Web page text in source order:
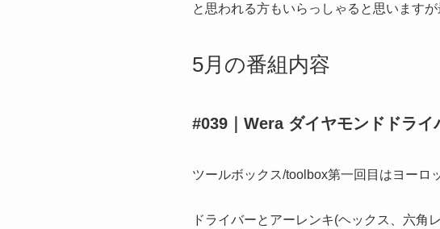
と思われる方もいらっしゃると思います
5月の番組内容
#039｜Wera ダイヤモンドドラ
ツールボックス/toolbox第一回目はヨーロ
ドライバーとアーレンキ(ヘックス、六角